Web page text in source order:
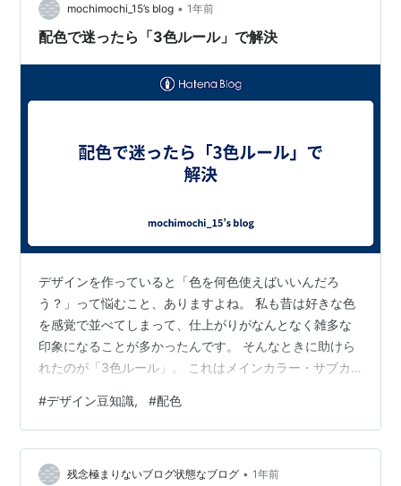
す。例えば、ベースを白、メインをネイビー、アクセン
トをピンクにすると、すっきりしつつ華やかさもプラス
mochimochi_15’s blog • 1年前
配色で迷ったら「3色ルール」で解決
デザインを作っていると「色を何色使えばいいんだろ
う？」って悩むこと、ありますよね。 私も昔は好きな色
を感覚で並べてしまって、仕上がりがなんとなく雑多な
印象になることが多かったんです。 そんなときに助けら
れたのが「3色ルール」。 これはメインカラー・サブカ
な方法です。 具体的なステップとしては、まず全体の7
割をメインカラーで統一し、次に2割をサブカラーにして
メリハリをつけ、最後の1割でアクセントカラーを入れる
イメージ。 この割合を意識するだけで、全体の印象がぐ
#デザイン豆知識, #配色
残念極まりないブログ状態なブログ • 1年前